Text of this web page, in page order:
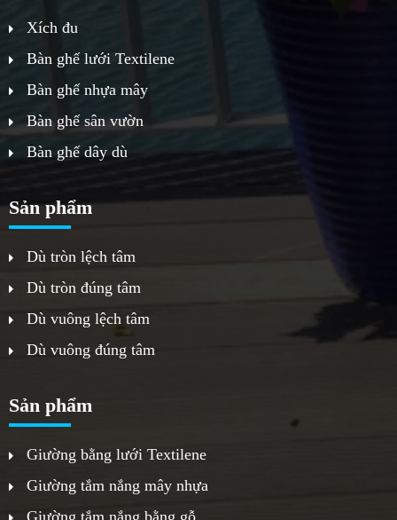
Xích đu
Bàn ghế lưới Textilene
Bàn ghế nhựa mây
Bàn ghế sân vườn
Bàn ghế dây dù
Sản phẩm
Dù tròn lệch tâm
Dù tròn đúng tâm
Dù vuông lệch tâm
Dù vuông đúng tâm
Sản phẩm
Giường bằng lưới Textilene
Giường tắm nắng mây nhựa
Giường tắm nắng bằng gỗ